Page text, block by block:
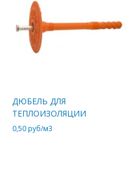
ДЮБЕЛЬ ДЛЯ
ТЕПЛОИЗОЛЯЦИИ
0,50 руб/м3